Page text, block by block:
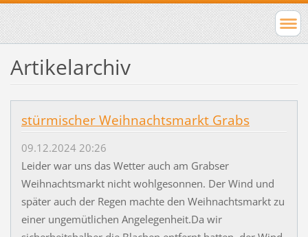
Artikelarchiv
stürmischer Weihnachtsmarkt Grabs
09.12.2024 20:26
Leider war uns das Wetter auch am Grabser
Weihnachtsmarkt nicht wohlgesonnen. Der Wind und
später auch der Regen machte den Weihnachtsmarkt zu
einer ungemütlichen Angelegenheit.Da wir